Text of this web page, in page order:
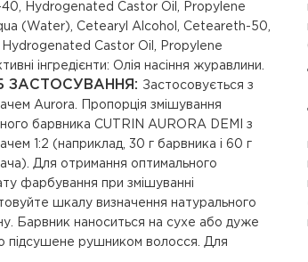
40, Hydrogenated Castor Oil, Propylene
(Water), Cetearyl Alcohol, Ceteareth-50,
Hydrogenated Castor Oil, Propylene
інгредієнти: Олія насіння журавлини.
ЗАСТОСУВАННЯ: Застосовується з
Aurora. Пропорція змішування
барвника CUTRIN AURORA DEMI з
1:2 (наприклад, 30 г барвника і 60 г
Для отримання оптимального
фарбування при змішуванні
шкалу визначення натурального
Барвник наноситься на сухе або дуже
підсушене рушником волосся. Для
Контролюйте результат освітлення! - Для
зафарбовування сивини — 40 хвилин; -
завивки — 10-15 хв. Завершення
фарбування: Після завершення часу
емульгуйте барвник на шкірі та
невеликою кількістю води. Після
промийте волосся спочатку теплою